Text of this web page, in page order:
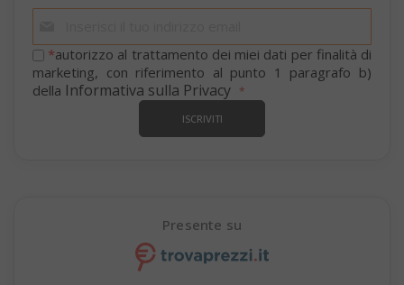
nostra
newsletter:
*autorizzo al trattamento dei miei dati per finalità di
marketing, con riferimento al punto 1 paragrafo b)
della Informativa sulla Privacy
ISCRIVITI
Presente su
SADEVSESSID